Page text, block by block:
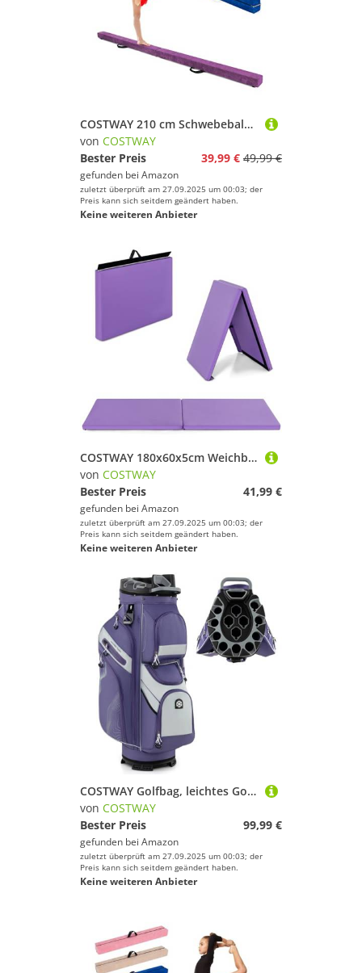
COSTWAY 210 cm Schwebebalken, Gymnastikbalken klappbar, Balance Beam bis 70 kg belastbar, tragbarer Balken mit Tragegriffen, Gymnastik Balance Balken für Zuhause Turnen (Lila)
von COSTWAY
Bester Preis
39,99 € 49,99 €
gefunden bei Amazon
zuletzt überprüft am 27.09.2025 um 00:03; der
Preis kann sich seitdem geändert haben.
Keine weiteren Anbieter
COSTWAY 180x60x5cm Weichbodenmatte, 2 Fach klappbare Gymnastikmatte, Yogamatte mit Klettverschluss und 2 Tragegriffe, Klappmatte, Turnmatte für Gymnastik, Yoga, Fitness und Training (Lila)
von COSTWAY
Bester Preis
41,99 €
gefunden bei Amazon
zuletzt überprüft am 27.09.2025 um 00:03; der
Preis kann sich seitdem geändert haben.
Keine weiteren Anbieter
COSTWAY Golfbag, leichtes Golf Cart Bag mit 14 er Unterteilung & Tragegurt, tragbare Golftasche mit Regenhaube & 11 Taschen, Golfwagentasche wasserabweisend für Herren & Damen (Violett)
von COSTWAY
Bester Preis
99,99 €
gefunden bei Amazon
zuletzt überprüft am 27.09.2025 um 00:03; der
Preis kann sich seitdem geändert haben.
Keine weiteren Anbieter